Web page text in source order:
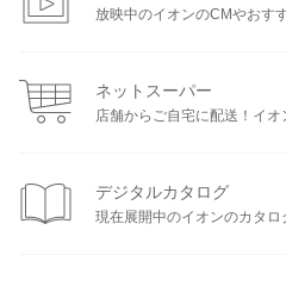
放映中のイオンのCMやおす
ネットスーパー
店舗からご自宅に配送！イオ
デジタルカタログ
現在展開中のイオンのカタロ